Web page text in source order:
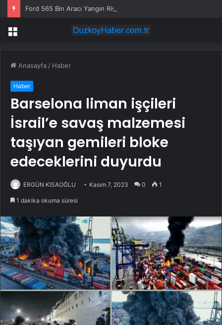
Ford 565 Bin Aracı Yangın Riski Nedeniyle Geri Çağırıyor
Menü
Anasayfa / Haber
Haber
Barselona liman işçileri
İsrail’e savaş malzemesi
taşıyan gemileri bloke
edeceklerini duyurdu
ERGÜN KISAOĞLU Kasım 7, 2023 0 1
1 dakika okuma süresi